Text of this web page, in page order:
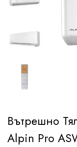
Вътрешно
Alpin Pro